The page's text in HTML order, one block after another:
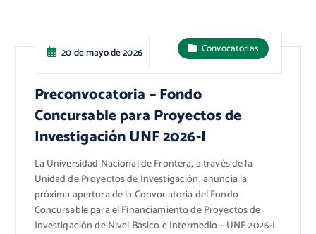
20 de mayo de 2026 Convocatorias
Preconvocatoria – Fondo
Concursable para Proyectos de
Investigación UNF 2026-I
La Universidad Nacional de Frontera, a través de la
Unidad de Proyectos de Investigación, anuncia la
próxima apertura de la Convocatoria del Fondo
Concursable para el Financiamiento de Proyectos de
Investigación de Nivel Básico e Intermedio – UNF 2026-I.